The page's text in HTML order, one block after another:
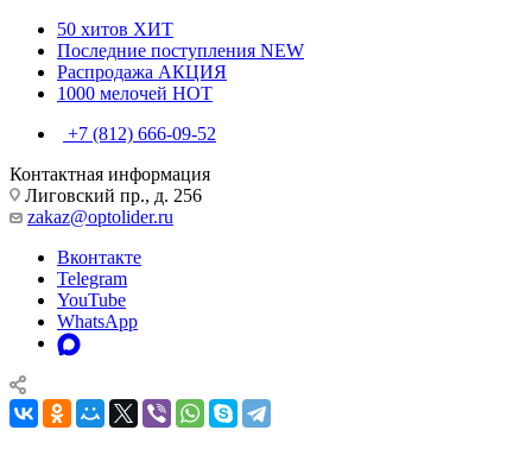
50 хитов ХИТ
Последние поступления NEW
Распродажа АКЦИЯ
1000 мелочей HOT
+7 (812) 666-09-52
Контактная информация
Лиговский пр., д. 256
zakaz@optolider.ru
Вконтакте
Telegram
YouTube
WhatsApp